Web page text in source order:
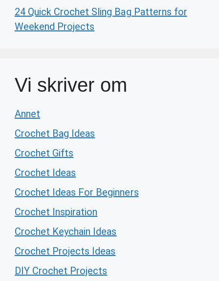
24 Quick Crochet Sling Bag Patterns for
Weekend Projects
Vi skriver om
Annet
Crochet Bag Ideas
Crochet Gifts
Crochet Ideas
Crochet Ideas For Beginners
Crochet Inspiration
Crochet Keychain Ideas
Crochet Projects Ideas
DIY Crochet Projects